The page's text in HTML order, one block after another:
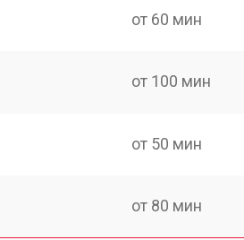
от 60 мин
от 100 мин
от 50 мин
от 80 мин